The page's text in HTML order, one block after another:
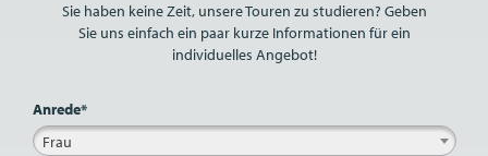
Sie haben keine Zeit, unsere Touren zu studieren? Geben
Sie uns einfach ein paar kurze Informationen für ein
individuelles Angebot!
Anrede*
Frau